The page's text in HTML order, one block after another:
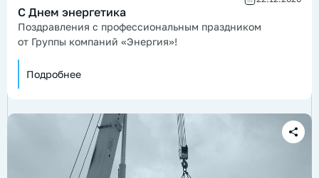
С Днем энергетика
Поздравления с профессиональным праздником
от Группы компаний «Энергия»!
Подробнее